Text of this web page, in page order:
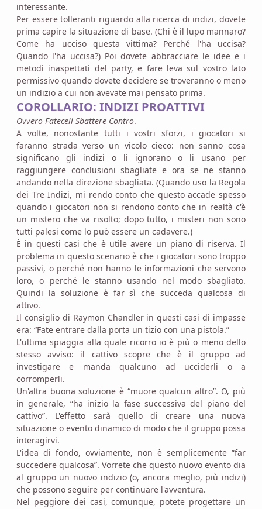
interessante.
Per essere tolleranti riguardo alla ricerca di indizi, dovete
prima capire la situazione di base. (Chi è il lupo mannaro?
Come ha ucciso questa vittima? Perché l'ha uccisa?
Quando l'ha uccisa?) Poi dovete abbracciare le idee e i
metodi inaspettati del party, e fare leva sul vostro lato
permissivo quando dovete decidere se troveranno o meno
un indizio a cui non avevate mai pensato prima.
COROLLARIO: INDIZI PROATTIVI
Ovvero Fateceli Sbattere Contro.
A volte, nonostante tutti i vostri sforzi, i giocatori si
faranno strada verso un vicolo cieco: non sanno cosa
significano gli indizi o li ignorano o li usano per
raggiungere conclusioni sbagliate e ora se ne stanno
andando nella direzione sbagliata. (Quando uso la Regola
dei Tre Indizi, mi rendo conto che questo accade spesso
quando i giocatori non si rendono conto che in realtà c'è
un mistero che va risolto; dopo tutto, i misteri non sono
tutti palesi come lo può essere un cadavere.)
È in questi casi che è utile avere un piano di riserva. Il
problema in questo scenario è che i giocatori sono troppo
passivi, o perché non hanno le informazioni che servono
loro, o perché le stanno usando nel modo sbagliato.
Quindi la soluzione è far sì che succeda qualcosa di
attivo.
Il consiglio di Raymon Chandler in questi casi di impasse
era: “Fate entrare dalla porta un tizio con una pistola.”
L'ultima spiaggia alla quale ricorro io è più o meno dello
stesso avviso: il cattivo scopre che è il gruppo ad
investigare e manda qualcuno ad ucciderli o a
corromperli.
Un'altra buona soluzione è “muore qualcun altro”. O, più
in generale, “ha inizio la fase successiva del piano del
cattivo”. L'effetto sarà quello di creare una nuova
situazione o evento dinamico di modo che il gruppo possa
interagirvi.
L'idea di fondo, ovviamente, non è semplicemente “far
succedere qualcosa”. Vorrete che questo nuovo evento dia
al gruppo un nuovo indizio (o, ancora meglio, più indizi)
che possono seguire per continuare l'avventura.
Nel peggiore dei casi, comunque, potete progettare un